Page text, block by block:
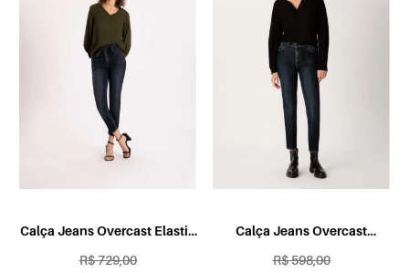
Calça Jeans Overcast Elastic
R$ 729,00
Calça Jeans Overcast
R$ 598,00